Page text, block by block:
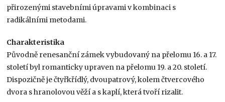
přirozenými stavebními úpravami v kombinaci s
radikálními metodami.
Charakteristika
Původně renesanční zámek vybudovaný na přelomu 16. a 17.
století byl romanticky upraven na přelomu 19. a 20. století.
Dispozičně je čtyřkřídlý, dvoupatrový, kolem čtvercového
dvora s hranolovou věží a s kaplí, která tvoří rizalit.